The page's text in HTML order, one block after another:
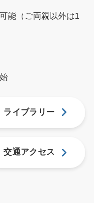
能（ご両親以外は1
ライブラリー
交通アクセス